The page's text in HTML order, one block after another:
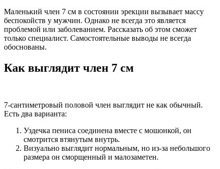
Маленький член 7 см в состоянии эрекции вызывает массу
беспокойств у мужчин. Однако не всегда это является
проблемой или заболеванием. Рассказать об этом сможет
только специалист. Самостоятельные выводы не всегда
обоснованы.
Как выглядит член 7 см
7-сантиметровый половой член выглядит не как обычный.
Есть два варианта:
Уздечка пениса соединена вместе с мошонкой, он
смотрится втянутым внутрь.
Визуально выглядит нормальным, но из-за небольшого
размера он сморщенный и малозаметен.